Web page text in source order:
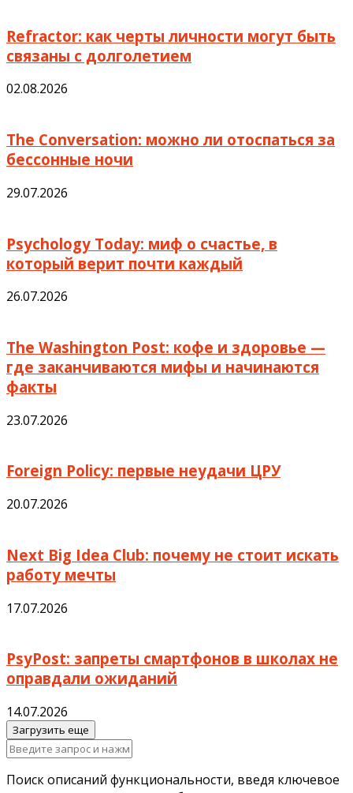
Refractor: как черты личности могут быть
связаны с долголетием
02.08.2026
The Conversation: можно ли отоспаться за
бессонные ночи
29.07.2026
Psychology Today: миф о счастье, в
который верит почти каждый
26.07.2026
The Washington Post: кофе и здоровье —
где заканчиваются мифы и начинаются
факты
23.07.2026
Foreign Policy: первые неудачи ЦРУ
20.07.2026
Next Big Idea Club: почему не стоит искать
работу мечты
17.07.2026
PsyPost: запреты смартфонов в школах не
оправдали ожиданий
14.07.2026
Загрузить еще
Поиск описаний функциональности, введя ключевое